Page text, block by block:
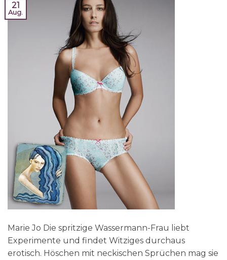
21
Aug.
Marie Jo Die spritzige Wassermann-Frau liebt
Experimente und findet Witziges durchaus
erotisch. Höschen mit neckischen Sprüchen mag sie